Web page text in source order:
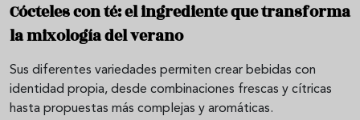
Cócteles con té: el ingrediente que transforma
la mixología del verano
Sus diferentes variedades permiten crear bebidas con
identidad propia, desde combinaciones frescas y cítricas
hasta propuestas más complejas y aromáticas.